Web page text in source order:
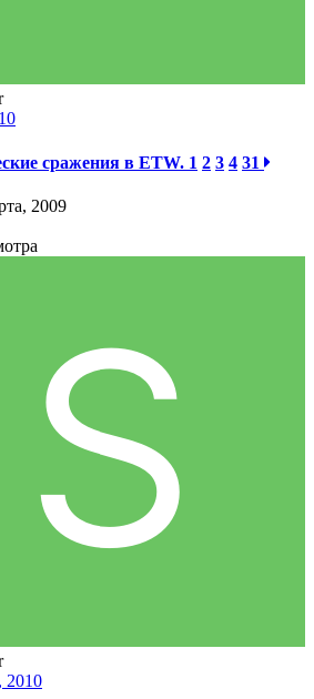
сражения в ETW. 1 2 3 4 31
2009
2010